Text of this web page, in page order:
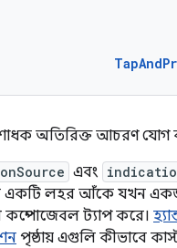
অতিরিক্ত আচরণ যোগ
এবং
একটি লহর আঁকে যখন
কম্পোজেবল ট্যাপ করে।
পৃষ্ঠায় এগুলি কীভাবে